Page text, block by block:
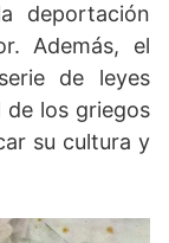
deportación
Además, el
de leyes
de los griegos
su cultura y